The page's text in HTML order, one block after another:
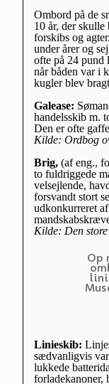
Ombord på de
10 år, der
forskibs og
under årer og
ofte på 24
når båden var i
kugler blev
Galease:
handelsskib m.
Den er ofte
Kilde: Ordbog
Brig, (af eng.,
to fuldriggede
velsejlende,
forsvandt stort
udkonkurreret
Kilde: Den
Op
Linieskib:
sædvanligvis
lukkede
forladekanoner,